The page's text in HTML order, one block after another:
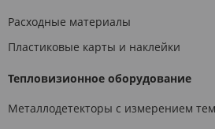
Расходные материалы
Пластиковые карты и наклейки
Тепловизионное оборудование
Металлодетекторы с измерением